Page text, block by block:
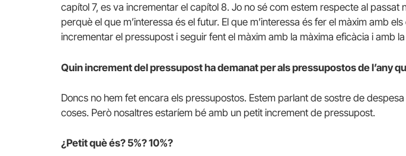
capítol 7, es va incrementar el capítol 8. Jo no sé com estem respecte al passat
perquè el que m’interessa és el futur. El que m’interessa és fer el màxim amb
incrementar el pressupost i seguir fent el màxim amb la màxima eficàcia i amb
Quin increment del pressupost ha demanat per als pressupostos de l’any
Doncs no hem fet encara els pressupostos. Estem parlant de sostre de despesa
coses. Però nosaltres estaríem bé amb un petit increment de pressupost.
¿Petit què és? 5%? 10%?